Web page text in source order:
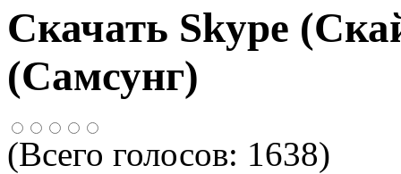
Скачать Skype
(Самсунг)
(Всего голосов: 1638)